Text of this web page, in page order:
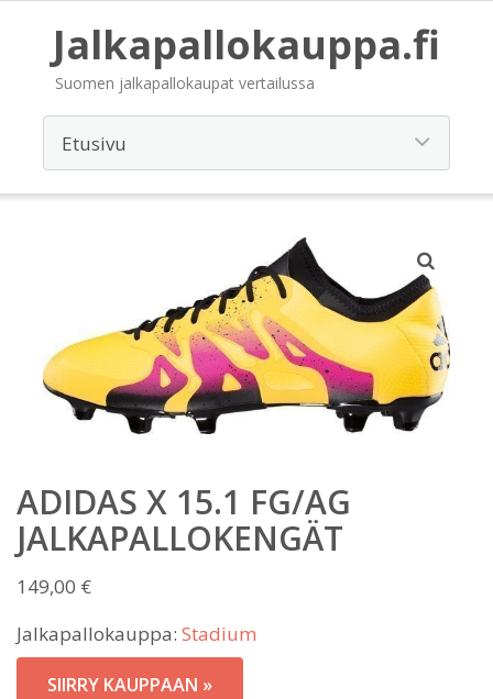
Jalkapallokauppa.fi
Suomen jalkapallokaupat vertailussa
ADIDAS X 15.1 FG/AG
JALKAPALLOKENGÄT
149,00 €
Jalkapallokauppa: Stadium
SIIRRY KAUPPAAN »